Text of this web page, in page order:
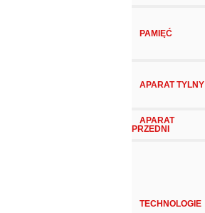
PAMIĘĆ
APARAT TYLNY
APARAT
PRZEDNI
TECHNOLOGIE